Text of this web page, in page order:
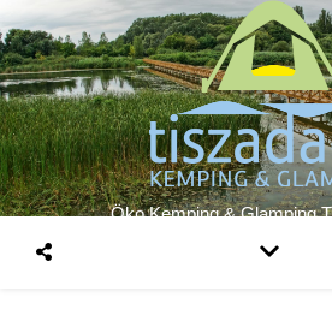
Öko Kemping & Glamping